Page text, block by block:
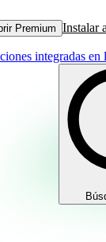
Premium Instalar
integradas en